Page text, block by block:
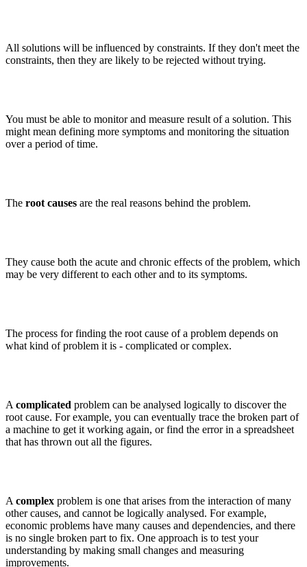
All solutions will be influenced by constraints. If they don't meet the
constraints, then they are likely to be rejected without trying.
You must be able to monitor and measure result of a solution. This
might mean defining more symptoms and monitoring the situation
over a period of time.
The root causes are the real reasons behind the problem.
They cause both the acute and chronic effects of the problem, which
may be very different to each other and to its symptoms.
The process for finding the root cause of a problem depends on
what kind of problem it is - complicated or complex.
A complicated problem can be analysed logically to discover the
root cause. For example, you can eventually trace the broken part of
a machine to get it working again, or find the error in a spreadsheet
that has thrown out all the figures.
A complex problem is one that arises from the interaction of many
other causes, and cannot be logically analysed. For example,
economic problems have many causes and dependencies, and there
is no single broken part to fix. One approach is to test your
understanding by making small changes and measuring
improvements.